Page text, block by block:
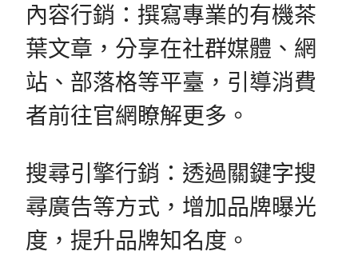
內容行銷：撰寫專業的有機茶
葉文章，分享在社群媒體、網
站、部落格等平臺，引導消費
者前往官網瞭解更多。
搜尋引擎行銷：透過關鍵字搜
尋廣告等方式，增加品牌曝光
度，提升品牌知名度。